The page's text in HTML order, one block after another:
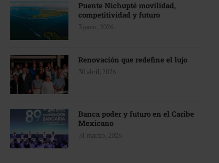
Puente Nichupté movilidad,
competitividad y futuro
3 junio, 2026
Renovación que redefine el lujo
30 abril, 2026
Banca poder y futuro en el Caribe
Mexicano
31 marzo, 2026